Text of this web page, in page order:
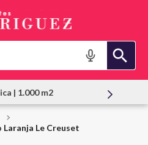
Pessoal
Le Creuset